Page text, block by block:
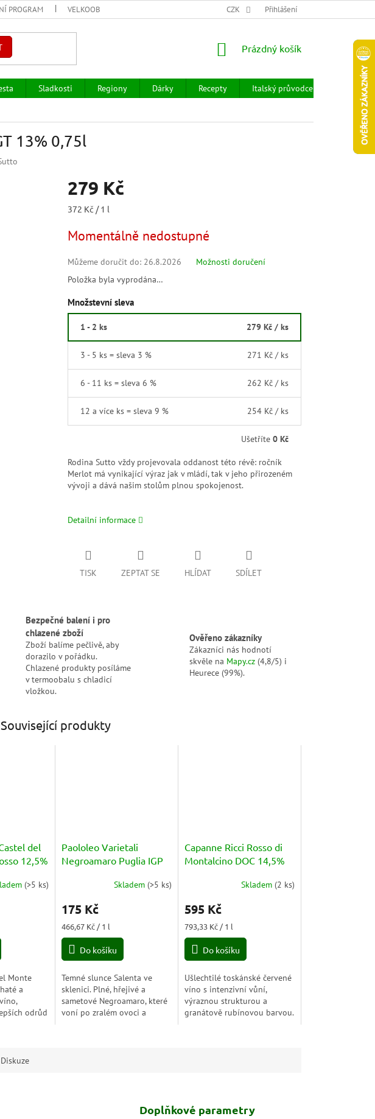
PROGRAM VELKOOBCHOD HODNOCENÍ OBCHODU OBCHODNÍ PODMÍNKY
CZK Přihlášení
NÁKUPNÍ
Prázdný košík
Sladkosti Regiony Dárky Recepty Italský průvodce
Prodejny
13% 0,75l
279 Kč
Měrná
372 Kč / 1 l
Momentálně nedostupné
Můžeme doručit do: 26.8.2026
Možnosti doručení
Položka byla vyprodána…
Množstevní sleva
1 - 2 ks 279 Kč / ks
3 - 5 ks = sleva 3 % 271 Kč / ks
6 - 11 ks = sleva 6 % 262 Kč / ks
12 a více ks = sleva 9 % 254 Kč / ks
Ušetříte0 Kč
Rodina Sutto vždy projevovala oddanost této révě: ročník
Merlot má vynikající výraz jak v mládí, tak v jeho přirozeném
vývoji a dává našim stolům plnou spokojenost.
Detailní informace
TISK ZEPTAT SE HLÍDAT SDÍLET
Bezpečné balení i pro
chlazené zboží
Zboží balíme pečlivě, aby
dorazilo v pořádku.
Chlazené produkty posíláme
v termoobalu s chladicí
vložkou.
Ověřeno zákazníky
Zákazníci nás hodnotí
skvěle na Mapy.cz (4,8/5) i
Heurece (99%).
Související produkty
del
12,5%
(>5 ks)
Monte
a
odrůd
Paololeo Varietali
Negroamaro Puglia IGP
Skladem(>5 ks)
175 Kč
Měrná
cena:
466,67 Kč / 1 l
Do košíku
Temné slunce Salenta ve
sklenici. Plné, hřejivé a
sametové Negroamaro, které
voní po zralém ovoci a
Capanne Ricci Rosso di
Montalcino DOC 14,5%
Skladem(2 ks)
595 Kč
Měrná
cena:
793,33 Kč / 1 l
Do košíku
Ušlechtilé toskánské červené
víno s intenzivní vůní,
výraznou strukturou a
granátově rubínovou barvou.
Diskuze
Doplňkové parametry